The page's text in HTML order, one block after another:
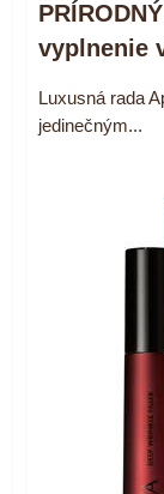
vyplnenie
Luxusná rada
jedinečným...